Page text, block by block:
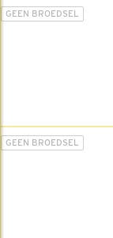
GEEN BROEDSEL
GEEN BROEDSEL